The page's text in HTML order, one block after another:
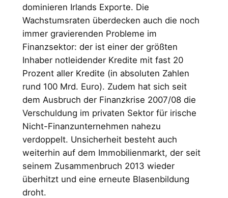
dominieren Irlands Exporte. Die
Wachstumsraten überdecken auch die noch
immer gravierenden Probleme im
Finanzsektor: der ist einer der größten
Inhaber notleidender Kredite mit fast 20
Prozent aller Kredite (in absoluten Zahlen
rund 100 Mrd. Euro). Zudem hat sich seit
dem Ausbruch der Finanzkrise 2007/08 die
Verschuldung im privaten Sektor für irische
Nicht-Finanzunternehmen nahezu
verdoppelt. Unsicherheit besteht auch
weiterhin auf dem Immobilienmarkt, der seit
seinem Zusammenbruch 2013 wieder
überhitzt und eine erneute Blasenbildung
droht.